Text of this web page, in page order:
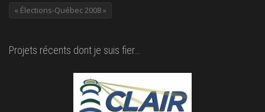
« Élections-Québec 2008 »
Projets récents dont je suis fier…